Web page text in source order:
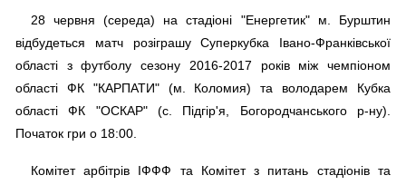
28 червня (середа) на стадіоні "Енергетик" м. Бурштин
відбудеться матч розіграшу Суперкубка Івано-Франківської
області з футболу сезону 2016-2017 років між чемпіоном
області ФК "КАРПАТИ" (м. Коломия) та володарем Кубка
області ФК "ОСКАР" (с. Підгір'я, Богородчанського р-ну).
Початок гри о 18:00.
Комітет арбітрів ІФФФ та Комітет з питань стадіонів та